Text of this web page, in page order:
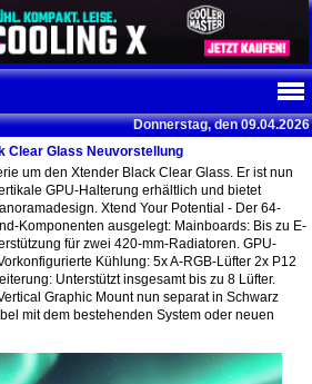
Donnerstag, den 09.04.2026
Clear Glass Neuvorstellung
um den Xtender Black Clear Glass. Er ist nun
GPU-Halterung erhältlich und bietet
Xtend Your Potential - Der 64-
Komponenten ausgelegt: Mainboards: Bis zu E-
für zwei 420-mm-Radiatoren. GPU-
Kühlung: 5x A-RGB-Lüfter 2x P12
Unterstützt insgesamt bis zu 8 Lüfter.
Graphic Mount nun separat in Schwarz
mit dem bestehenden System oder neuen